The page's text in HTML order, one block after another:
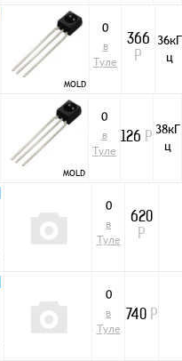
MOLD
0
в
Туле
366
Р
36кГ
ц
MOLD
0
в
Туле
126 Р
38кГ
ц
0
в
Туле
620
Р
0
в
Туле
740 Р